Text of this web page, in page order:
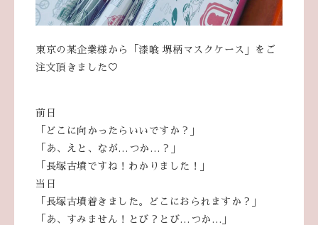
東京の某企業様から「漆喰 堺柄マスクケース」をご
注文頂きました♡
前日
「どこに向かったらいいですか？」
「あ、えと、なが…つか…？」
「長塚古墳ですね！わかりました！」
当日
「長塚古墳着きました。どこにおられますか？」
「あ、すみません！とび？とび…つか…」